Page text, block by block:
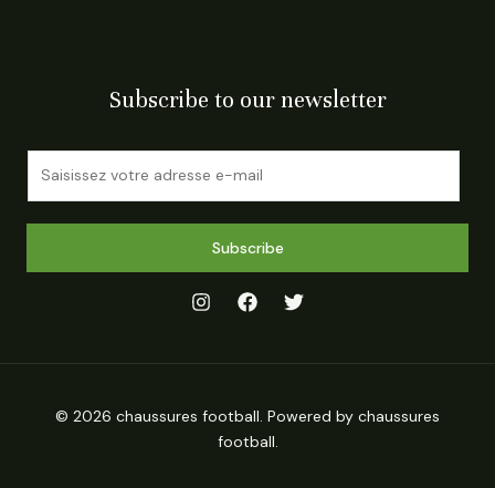
Subscribe to our newsletter
Subscribe
© 2026 chaussures football. Powered by chaussures
football.